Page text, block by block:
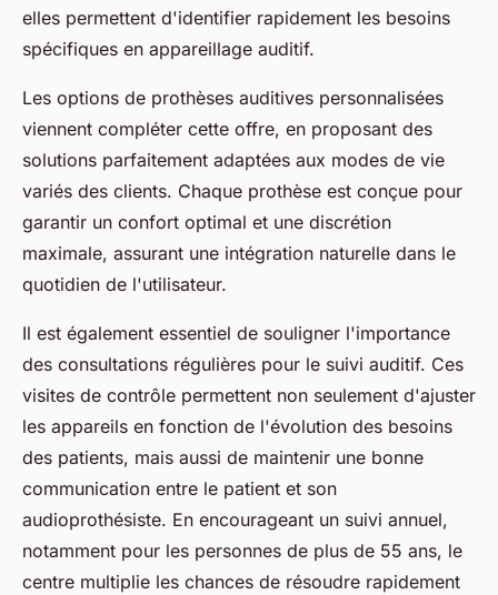
elles permettent d'identifier rapidement les besoins
spécifiques en appareillage auditif.
Les options de prothèses auditives personnalisées
viennent compléter cette offre, en proposant des
solutions parfaitement adaptées aux modes de vie
variés des clients. Chaque prothèse est conçue pour
garantir un confort optimal et une discrétion
maximale, assurant une intégration naturelle dans le
quotidien de l'utilisateur.
Il est également essentiel de souligner l'importance
des consultations régulières pour le suivi auditif. Ces
visites de contrôle permettent non seulement d'ajuster
les appareils en fonction de l'évolution des besoins
des patients, mais aussi de maintenir une bonne
communication entre le patient et son
audioprothésiste. En encourageant un suivi annuel,
notamment pour les personnes de plus de 55 ans, le
centre multiplie les chances de résoudre rapidement